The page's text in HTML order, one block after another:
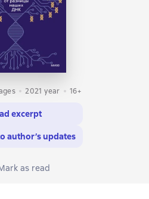
2021 year 16+
excerpt
author’s updates
as read